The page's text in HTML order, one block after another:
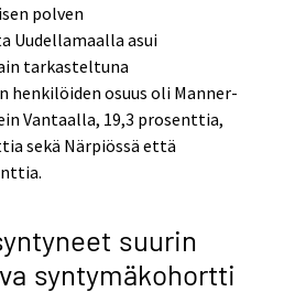
polven
Uudellamaalla asui
tarkasteltuna
osuus oli Manner-
Vantaalla, 19,3 prosenttia,
sekä Närpiössä että
suurin
syntymäkohortti